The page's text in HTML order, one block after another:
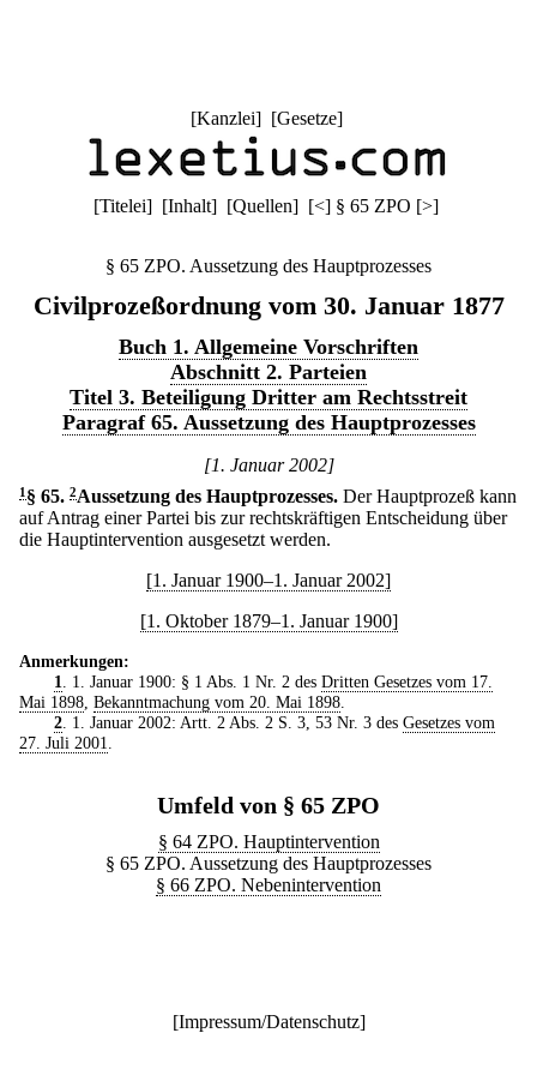
[Kanzlei] [Gesetze]
[Titelei] [Inhalt] [Quellen] [<] § 65 ZPO [>]
§ 65 ZPO. Aussetzung des Hauptprozesses
Civilprozeßordnung vom 30. Januar 1877
Buch 1. Allgemeine Vorschriften
Abschnitt 2. Parteien
Titel 3. Beteiligung Dritter am Rechtsstreit
Paragraf 65. Aussetzung des Hauptprozesses
[1. Januar 2002]
1 § 65. 2Aussetzung des Hauptprozesses. Der Hauptprozeß kann
auf Antrag einer Partei bis zur rechtskräftigen Entscheidung über
die Hauptintervention ausgesetzt werden.
[1. Januar 1900–1. Januar 2002]
[1. Oktober 1879–1. Januar 1900]
Anmerkungen:
1
. 1. Januar 1900: § 1 Abs. 1 Nr. 2 des Dritten Gesetzes vom 17.
Mai 1898 Bekanntmachung vom 20. Mai 1898
2. 1. Januar 2002: Artt. 2 Abs. 2 S. 3, 53 Nr. 3 des Gesetzes vom
27. Juli 2001
Umfeld von § 65 ZPO
§ 64 ZPO. Hauptintervention
§ 65 ZPO. Aussetzung des Hauptprozesses
§ 66 ZPO. Nebenintervention
[Impressum/Datenschutz]